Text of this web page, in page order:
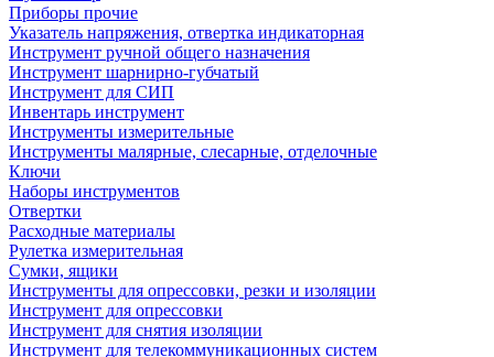
Приборы прочие
Указатель напряжения, отвертка индикаторная
Инструмент ручной общего назначения
Инструмент шарнирно-губчатый
Инструмент для СИП
Инвентарь инструмент
Инструменты измерительные
Инструменты малярные, слесарные, отделочные
Ключи
Наборы инструментов
Отвертки
Расходные материалы
Рулетка измерительная
Сумки, ящики
Инструменты для опрессовки, резки и изоляции
Инструмент для опрессовки
Инструмент для снятия изоляции
Инструмент для телекоммуникационных систем